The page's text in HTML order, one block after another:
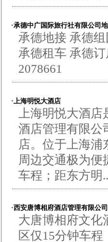
·承德中广国际旅行社有限公司
承德地接 承德
承德租车 承德
2078661
·上海明悦大酒店
上海明悦大酒
酒店管理有限公
店。位于上海浦
周边交通极为便
车程；距东方明
·西安唐博相府酒店管理有限公司
大唐博相府文化
区仅15分钟车